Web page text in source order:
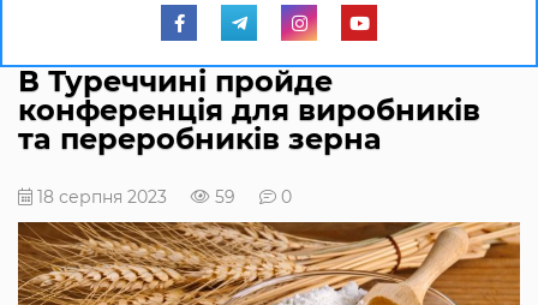
В Туреччині пройде
конференція для виробників
та переробників зерна
18 серпня 2023 59 0